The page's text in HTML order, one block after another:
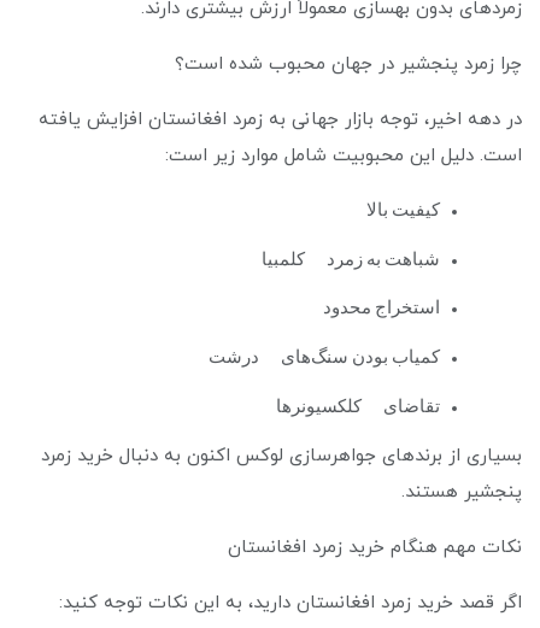
زمردهای بدون بهسازی معمولاً ارزش بیشتری دارند.
چرا زمرد پنجشیر در جهان محبوب شده است؟
در دهه اخیر، توجه بازار جهانی به زمرد افغانستان افزایش یافته
است. دلیل این محبوبیت شامل موارد زیر است:
کیفیت بالا
شباهت به زمرد کلمبیا
استخراج محدود
کمیاب بودن سنگ‌های درشت
تقاضای کلکسیونرها
بسیاری از برندهای جواهرسازی لوکس اکنون به دنبال خرید زمرد
پنجشیر هستند.
نکات مهم هنگام خرید زمرد افغانستان
اگر قصد خرید زمرد افغانستان دارید، به این نکات توجه کنید: